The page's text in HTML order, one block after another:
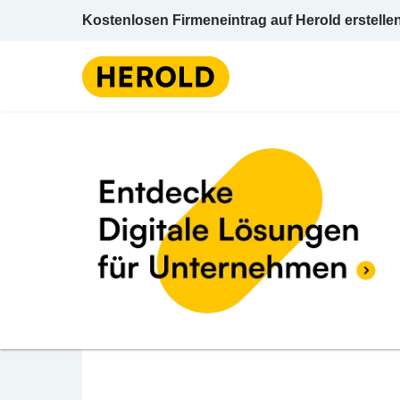
Kostenlosen Firmeneintrag auf Herold
Taxi u
BEWERTUNG ABGEBEN
Kilinc Celal
Stadionstraße 28 Stiege 4/Tür 14 2700
Niederösterreich